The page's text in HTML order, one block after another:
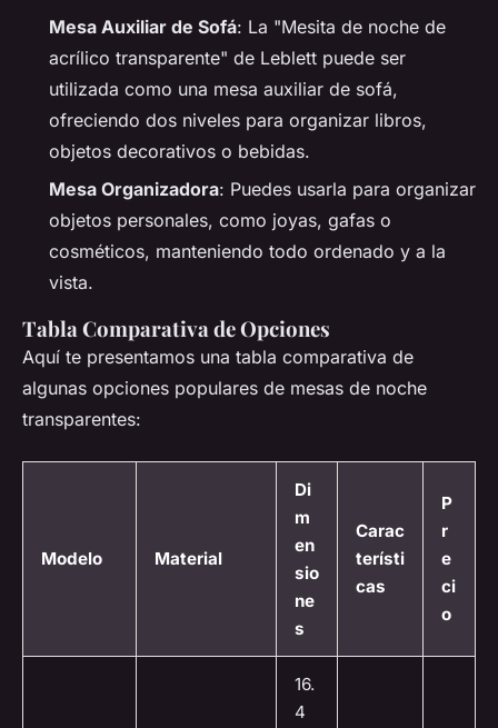
Mesa Auxiliar de Sofá: La "Mesita de noche de
acrílico transparente" de Leblett puede ser
utilizada como una mesa auxiliar de sofá,
ofreciendo dos niveles para organizar libros,
objetos decorativos o bebidas.
Mesa Organizadora: Puedes usarla para organizar
objetos personales, como joyas, gafas o
cosméticos, manteniendo todo ordenado y a la
vista.
Tabla Comparativa de Opciones
Aquí te presentamos una tabla comparativa de
algunas opciones populares de mesas de noche
transparentes:
Modelo Material
Di
m
en
sio
ne
s
Carac
terísti
cas
P
r
e
ci
o
16.
4